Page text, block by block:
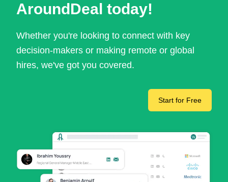
AroundDeal today!
Whether you're looking to connect with key
decision-makers or making remote or global
hires, we've got you covered.
Start for Free